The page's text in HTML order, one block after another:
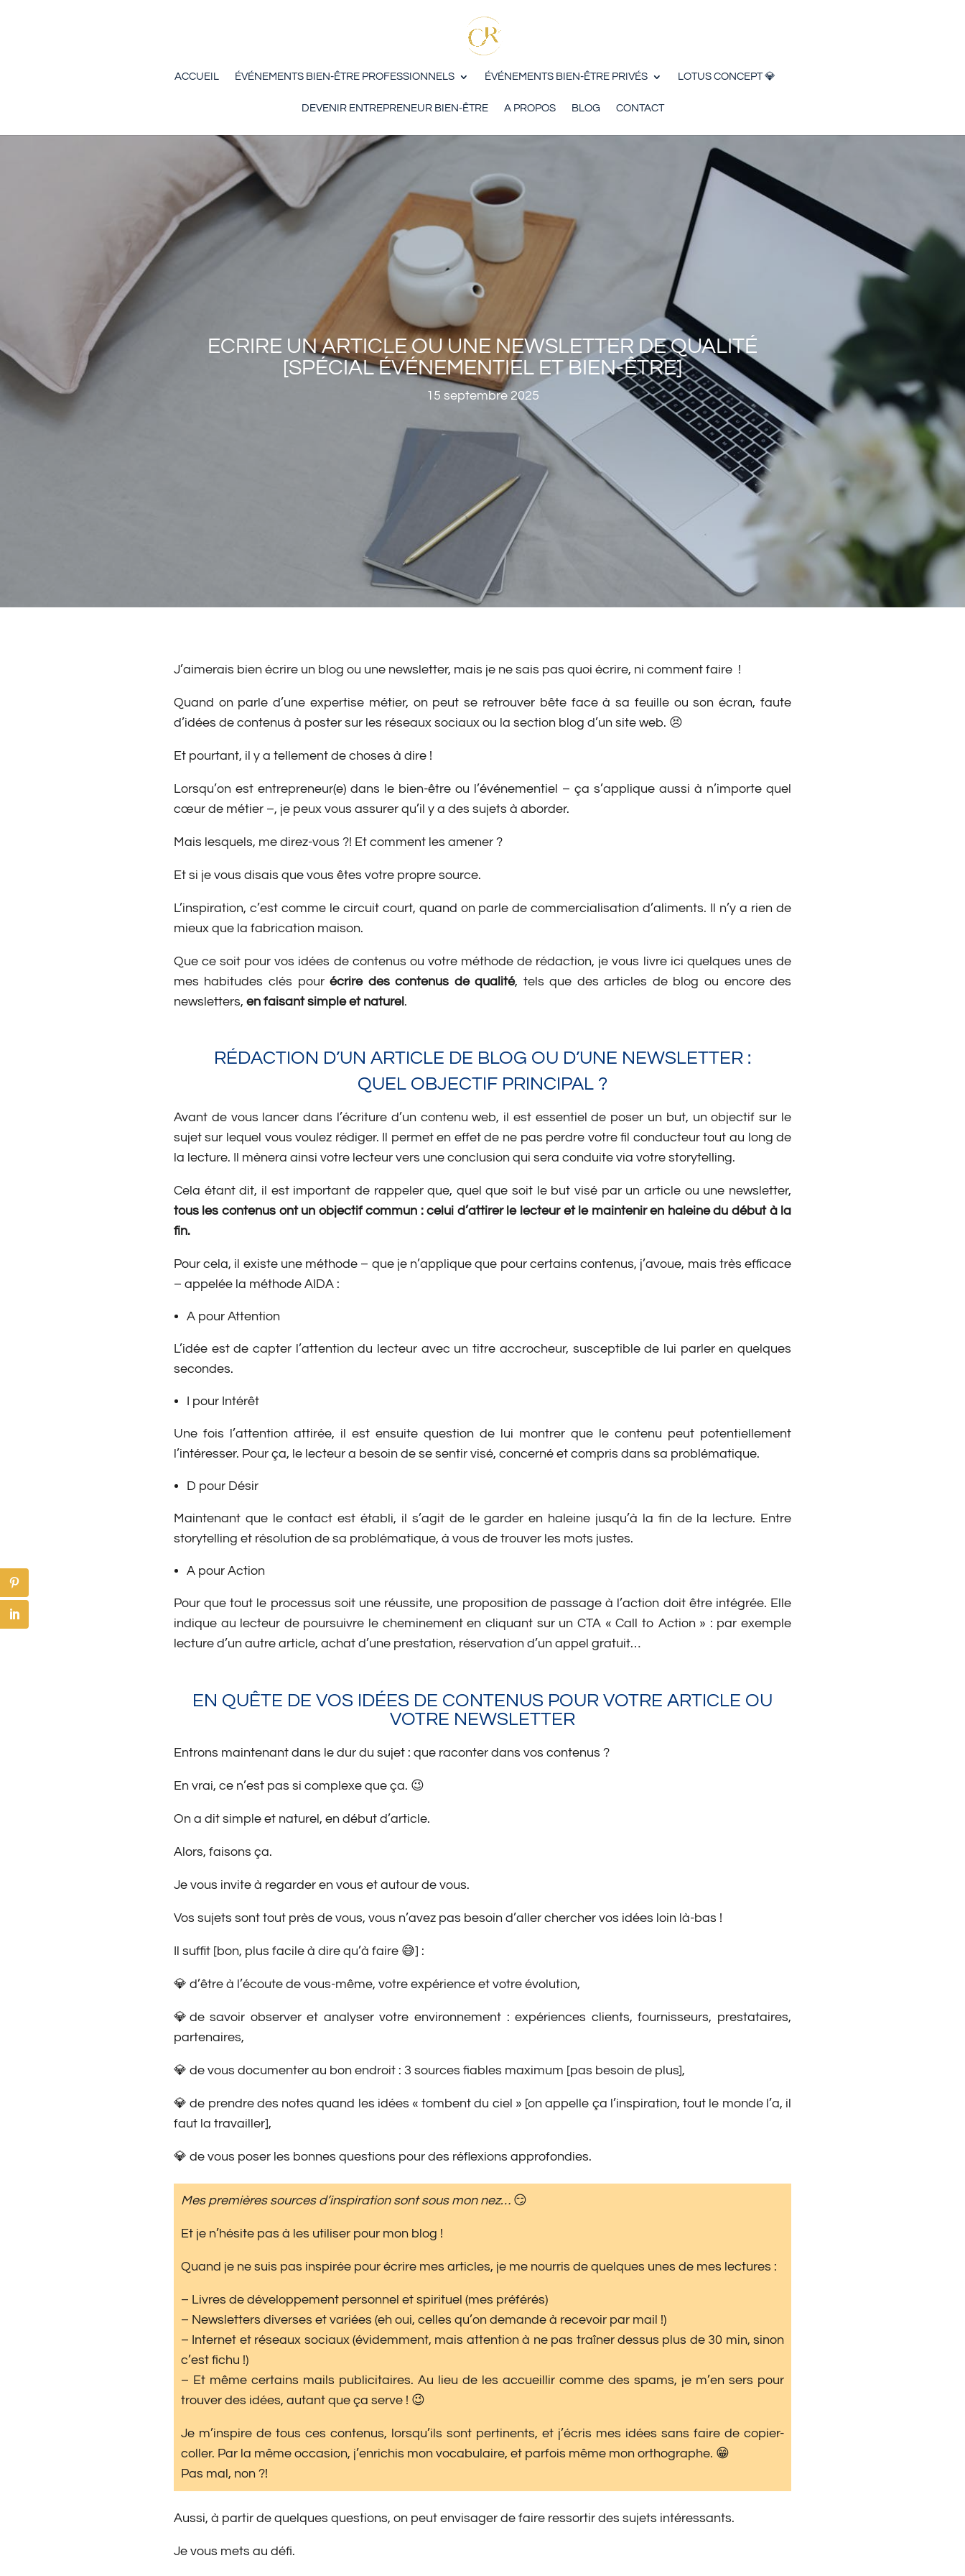
ACCUEIL ÉVÉNEMENTS BIEN-ÊTRE PROFESSIONNELS ÉVÉNEMENTS BIEN-ÊTRE PRIVÉS LOTUS CONCEPT 💎
DEVENIR ENTREPRENEUR BIEN-ÊTRE A PROPOS BLOG CONTACT
ECRIRE UN ARTICLE OU UNE NEWSLETTER DE QUALITÉ
[SPÉCIAL ÉVÉNEMENTIEL ET BIEN-ÊTRE]
15 septembre 2025
J’aimerais bien écrire un blog ou une newsletter, mais je ne sais pas quoi écrire, ni comment faire !
Quand on parle d’une expertise métier, on peut se retrouver bête face à sa feuille ou son écran, faute
d’idées de contenus à poster sur les réseaux sociaux ou la section blog d’un site web. 😣
Et pourtant, il y a tellement de choses à dire !
Lorsqu’on est entrepreneur(e) dans le bien-être ou l’événementiel – ça s’applique aussi à n’importe quel
cœur de métier –, je peux vous assurer qu’il y a des sujets à aborder.
Mais lesquels, me direz-vous ?! Et comment les amener ?
Et si je vous disais que vous êtes votre propre source.
L’inspiration, c’est comme le circuit court, quand on parle de commercialisation d’aliments. Il n’y a rien de
mieux que la fabrication maison.
Que ce soit pour vos idées de contenus ou votre méthode de rédaction, je vous livre ici quelques unes de
mes habitudes clés pourécrire des contenus de qualité, tels que des articles de blog ou encore des
newsletters, en faisant simple et naturel.
RÉDACTION D’UN ARTICLE DE BLOG OU D’UNE NEWSLETTER :
QUEL OBJECTIF PRINCIPAL ?
Avant de vous lancer dans l’écriture d’un contenu web, il est essentiel de poser un but, un objectif sur le
sujet sur lequel vous voulez rédiger. Il permet en effet de ne pas perdre votre fil conducteur tout au long de
la lecture. Il mènera ainsi votre lecteur vers une conclusion qui sera conduite via votre storytelling.
Cela étant dit, il est important de rappeler que, quel que soit le but visé par un article ou une newsletter,
tous les contenus ont un objectif commun : celui d’attirer le lecteur et le maintenir en haleine du début à la
fin.
Pour cela, il existe une méthode – que je n’applique que pour certains contenus, j’avoue, mais très efficace
– appelée la méthode AIDA :
A pour Attention
L’idée est de capter l’attention du lecteur avec un titre accrocheur, susceptible de lui parler en quelques
secondes.
I pour Intérêt
Une fois l’attention attirée, il est ensuite question de lui montrer que le contenu peut potentiellement
l’intéresser. Pour ça, le lecteur a besoin de se sentir visé, concerné et compris dans sa problématique.
D pour Désir
Maintenant que le contact est établi, il s’agit de le garder en haleine jusqu’à la fin de la lecture. Entre
storytelling et résolution de sa problématique, à vous de trouver les mots justes.
A pour Action
Pour que tout le processus soit une réussite, une proposition de passage à l’action doit être intégrée. Elle
indique au lecteur de poursuivre le cheminement en cliquant sur un CTA « Call to Action » : par exemple
lecture d’un autre article, achat d’une prestation, réservation d’un appel gratuit…
EN QUÊTE DE VOS IDÉES DE CONTENUS POUR VOTRE ARTICLE OU
VOTRE NEWSLETTER
Entrons maintenant dans le dur du sujet : que raconter dans vos contenus ?
En vrai, ce n’est pas si complexe que ça. 😉
On a dit simple et naturel, en début d’article.
Alors, faisons ça.
Je vous invite à regarder en vous et autour de vous.
Vos sujets sont tout près de vous, vous n’avez pas besoin d’aller chercher vos idées loin là-bas !
Il suffit [bon, plus facile à dire qu’à faire 😅] :
💎 d’être à l’écoute de vous-même, votre expérience et votre évolution,
💎de savoir observer et analyser votre environnement : expériences clients, fournisseurs, prestataires,
partenaires,
💎 de vous documenter au bon endroit : 3 sources fiables maximum [pas besoin de plus],
💎 de prendre des notes quand les idées « tombent du ciel » [on appelle ça l’inspiration, tout le monde l’a, il
faut la travailler],
💎 de vous poser les bonnes questions pour des réflexions approfondies.
Mes premières sources d’inspiration sont sous mon nez… 😏
Et je n’hésite pas à les utiliser pour mon blog !
Quand je ne suis pas inspirée pour écrire mes articles, je me nourris de quelques unes de mes lectures :
– Livres de développement personnel et spirituel (mes préférés)
– Newsletters diverses et variées (eh oui, celles qu’on demande à recevoir par mail !)
– Internet et réseaux sociaux (évidemment, mais attention à ne pas traîner dessus plus de 30 min, sinon
c’est fichu !)
– Et même certains mails publicitaires. Au lieu de les accueillir comme des spams, je m’en sers pour
trouver des idées, autant que ça serve ! 😉
Je m’inspire de tous ces contenus, lorsqu’ils sont pertinents, et j’écris mes idées sans faire de copier-
coller. Par la même occasion, j’enrichis mon vocabulaire, et parfois même mon orthographe. 😁
Pas mal, non ?!
Aussi, à partir de quelques questions, on peut envisager de faire ressortir des sujets intéressants.
Je vous mets au défi.